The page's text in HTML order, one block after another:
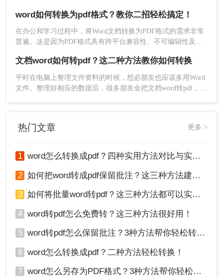
4、转换完成，点击文件夹即可打开查看。
关于怎么word转pdf的方法介绍就讲到这里了，相信大
话也可以推荐给更多人哦。
选项而广受欢迎，而PDF文档则因其跨平台兼容性、格式稳定
性和安全性而备受青睐。当我们将Word文档编辑完成后，有时
需要将其保存为PDF格式，以确保文档的格式和内容在分享或
word如何转换为pdf格式？教你二招轻松搞定！
在办公和学习过程中，将Word文档转换为PDF格式的需求非常
普遍。这是因为PDF格式具有跨平台兼容性、不可编辑性及高
更好地保护文档内容不被随意修改。本文将详细介绍word如何
转换为pdf格式，帮助大家更好地应对工作需求。
文档word如何转pdf？这二种方法教你如何转换
平时在电脑上整理文件资料的时候，想必朋友也应该多用Word
文件。整理好相应的数据后，很多朋友会把文档word转pdf，以
热门文章 更多 >
1 word怎么转换成pdf？四种实用方法对比与实操指南（附详细表格）！
2 如何把word转成pdf保留批注？这三种方法建议收藏！
3 如何将批量word转pdf？这三种方法都可以实现批量转换
4 word转pdf怎么免费转？这三种方法很好用！
5 word转pdf怎么保留批注？3种方法帮你轻松转换！
6 word怎么转换成pdf？二种方法轻松转换！
7 word怎么另存为PDF格式？3种方法帮你轻松转换!